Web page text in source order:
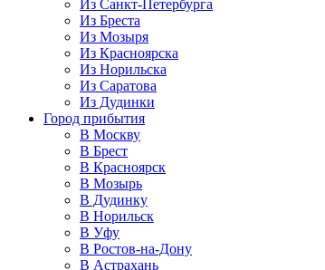
Из Санкт-Петербурга
Из Бреста
Из Мозыря
Из Красноярска
Из Норильска
Из Саратова
Из Дудинки
Город прибытия
В Москву
В Брест
В Красноярск
В Мозырь
В Дудинку
В Норильск
В Уфу
В Ростов-на-Дону
В Астрахань